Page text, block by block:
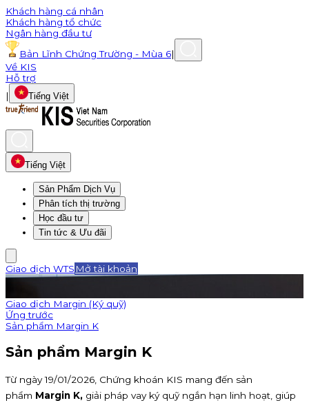
Khách hàng cá nhân
Khách hàng tổ chức
Ngân hàng đầu tư
Bản Lĩnh Chứng Trường - Mùa 6|
Về KIS
Hỗ trợ
|
Tiếng Việt
Tiếng Việt
Sản Phẩm Dịch Vụ
Phân tích thị trường
Học đầu tư
Tin tức & Ưu đãi
Giao dịch WTS Mở tài khoản
Giao dịch Margin (Ký quỹ)
Ứng trước
Sản phẩm Margin K
Sản phẩm Margin K
Từ ngày 19/01/2026, Chứng khoán KIS mang đến sản
phẩm Margin K, giải pháp vay ký quỹ ngắn hạn linh hoạt, giúp